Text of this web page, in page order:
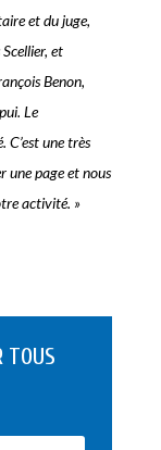
et du juge,
et
Benon,
Le
une très
une page et nous
activité. »
TOUS